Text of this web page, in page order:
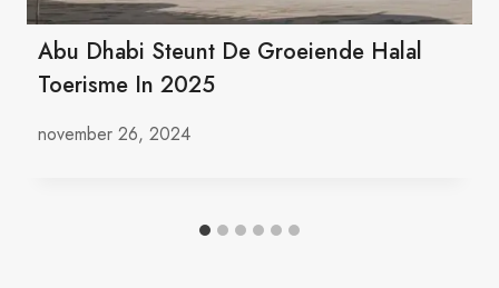
Abu Dhabi Steunt De Groeiende Halal
Toerisme In 2025
november 26, 2024